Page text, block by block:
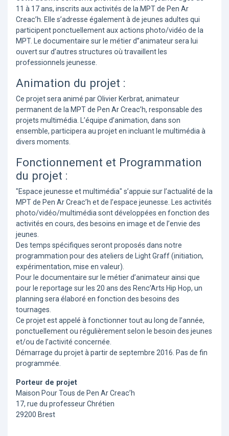
11 à 17 ans, inscrits aux activités de la MPT de Pen Ar
Creac’h. Elle s’adresse également à de jeunes adultes qui
participent ponctuellement aux actions photo/vidéo de la
MPT. Le documentaire sur le métier d’’animateur sera lui
ouvert sur d’autres structures où travaillent les
professionnels jeunesse.
Animation du projet :
Ce projet sera animé par Olivier Kerbrat, animateur
permanent de la MPT de Pen Ar Creac’h, responsable des
projets multimédia. L’équipe d’animation, dans son
ensemble, participera au projet en incluant le multimédia à
divers moments.
Fonctionnement et Programmation
du projet :
"Espace jeunesse et multimédia" s’appuie sur l’actualité de la
MPT de Pen Ar Creac’h et de l’espace jeunesse. Les activités
photo/vidéo/multimédia sont développées en fonction des
activités en cours, des besoins en image et de l’envie des
jeunes.
Des temps spécifiques seront proposés dans notre
programmation pour des ateliers de Light Graff (initiation,
expérimentation, mise en valeur).
Pour le documentaire sur le métier d’animateur ainsi que
pour le reportage sur les 20 ans des Renc’Arts Hip Hop, un
planning sera élaboré en fonction des besoins des
tournages.
Ce projet est appelé à fonctionner tout au long de l’année,
ponctuellement ou régulièrement selon le besoin des jeunes
et/ou de l’activité concernée.
Démarrage du projet à partir de septembre 2016. Pas de fin
programmée.
Porteur de projet
Maison Pour Tous de Pen Ar Creac’h
17, rue du professeur Chrétien
29200 Brest